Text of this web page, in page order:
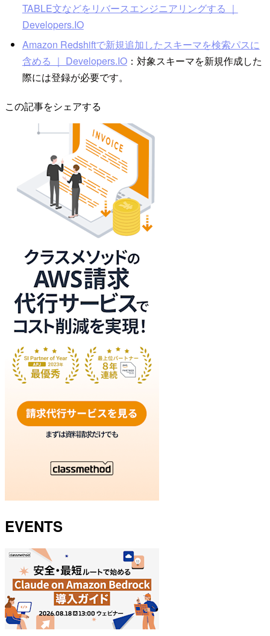
TABLE文などをリバースエンジニアリングする ｜
Developers.IO
Amazon Redshiftで新規追加したスキーマを検索パスに
含める ｜ Developers.IO：対象スキーマを新規作成した
際には登録が必要です。
この記事をシェアする
EVENTS